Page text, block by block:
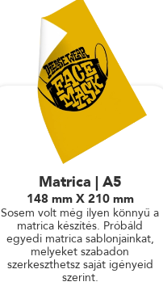
Matrica | A5
148 mm X 210 mm
Sosem volt még ilyen könnyű a
matrica készítés. Próbáld
egyedi matrica sablonjainkat,
melyeket szabadon
szerkeszthetsz saját igényeid
szerint.